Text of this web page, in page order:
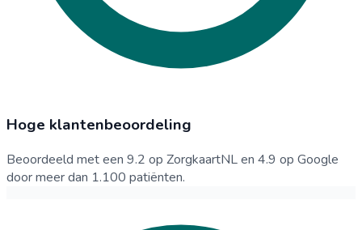
Hoge klantenbeoordeling
Beoordeeld met een 9.2 op ZorgkaartNL en 4.9 op Google
door meer dan 1.100 patiënten.